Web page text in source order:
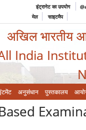
इंट्रानेट का उपयोग
मेल
साइटमैप
अखिल भारतीय
India
अनुसंधान पुस्तकालय